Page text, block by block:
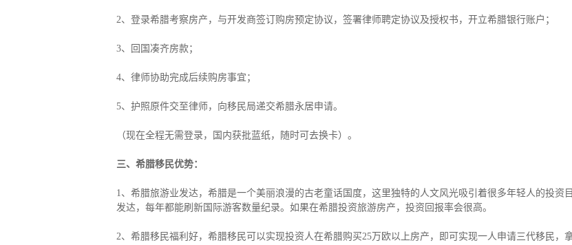
2、登录希腊考察房产，与开发商签订购房预定协议，签署律师聘定协议及授权书，开立希腊银行账户；
3、回国凑齐房款；
4、律师协助完成后续购房事宜；
5、护照原件交至律师，向移民局递交希腊永居申请。
（现在全程无需登录，国内获批蓝纸，随时可去换卡）。
三、希腊移民优势：
1、希腊旅游业发达，希腊是一个美丽浪漫的古老童话国度，这里独特的人文风光吸引着很多年轻人的投资
发达，每年都能刷新国际游客数量纪录。如果在希腊投资旅游房产，投资回报率会很高。
2、希腊移民福利好，希腊移民可以实现投资人在希腊购买25万欧以上房产，即可实现一人申请三代移民，